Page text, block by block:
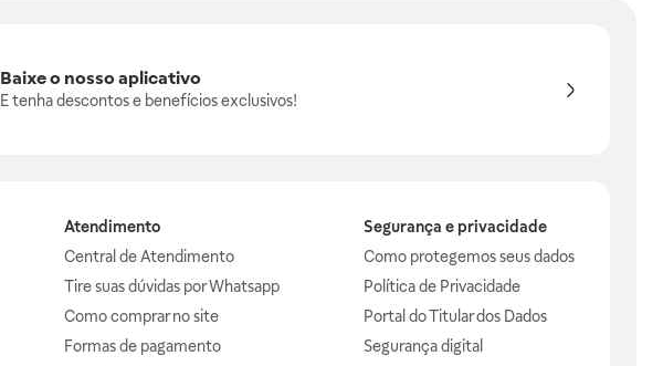
Baixe o nosso aplicativo
E tenha descontos e benefícios exclusivos!
Atendimento
Central de Atendimento
Tire suas dúvidas por Whatsapp
Como comprar no site
Formas de pagamento
Segurança e privacidade
Como protegemos seus dados
Política de Privacidade
Portal do Titular dos Dados
Segurança digital